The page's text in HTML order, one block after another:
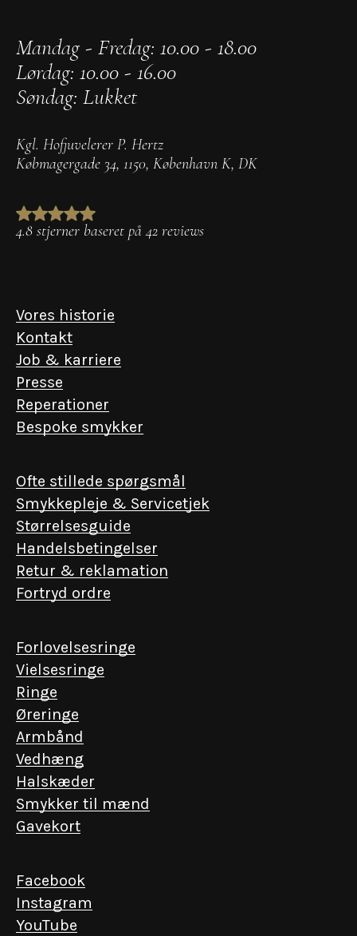
Mandag - Fredag: 10.00 - 18.00
Lørdag: 10.00 - 16.00
Søndag: Lukket
Kgl. Hofjuvelerer P. Hertz
Købmagergade 34, 1150, København K, DK
4.8 stjerner baseret på 42 reviews
Vores historie
Kontakt
Job & karriere
Presse
Reperationer
Bespoke smykker
Ofte stillede spørgsmål
Smykkepleje & Servicetjek
Størrelsesguide
Handelsbetingelser
Retur & reklamation
Fortryd ordre
Forlovelsesringe
Vielsesringe
Ringe
Øreringe
Armbånd
Vedhæng
Halskæder
Smykker til mænd
Gavekort
Facebook
Instagram
YouTube
EN INVITATION FRA KGL. HOFJUVELERER P. HERTZ
op og få forspring til det ekstraordinære – fra
lancering af unikke kollektioner til events i